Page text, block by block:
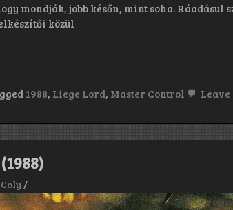
mondják, jobb későn, mint soha. Ráadásul
közül
1988, Liege Lord, Master Control Leave
Coly /